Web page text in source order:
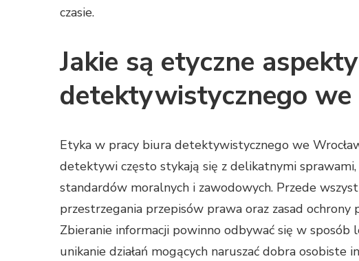
czasie.
Jakie są etyczne
detektywistycznego we
Etyka w pracy biura detektywistycznego we
detektywi często stykają się z delikatnymi
standardów moralnych i zawodowych. Przede
przestrzegania przepisów prawa oraz zasad
Zbieranie informacji powinno odbywać się w sposób
unikanie działań mogących naruszać dobra